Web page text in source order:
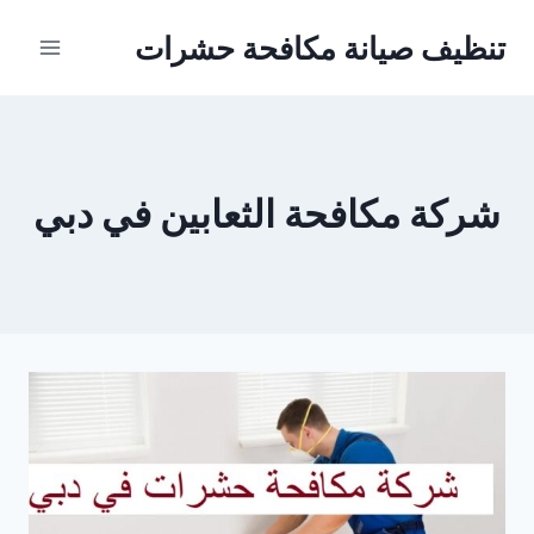
تنظيف صيانة مكافحة حشرات
شركة مكافحة الثعابين في دبي